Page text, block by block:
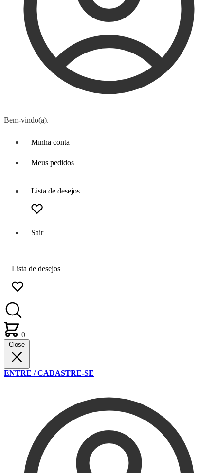
Bem-vindo(a),
Minha conta
Meus pedidos
Lista de desejos
Sair
Lista de desejos
0
Close
ENTRE / CADASTRE-SE